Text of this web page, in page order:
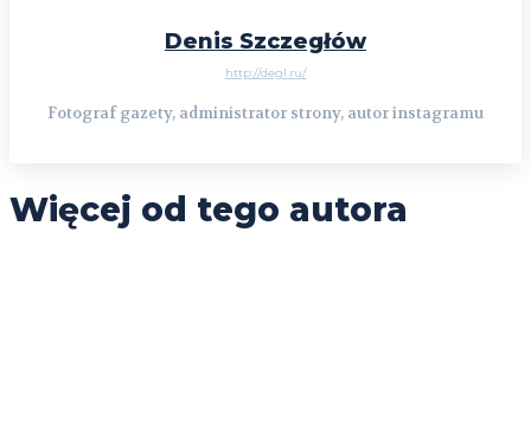
Denis Szczegłów
http://degl.ru/
Fotograf gazety, administrator strony, autor instagramu
Więcej od tego autora